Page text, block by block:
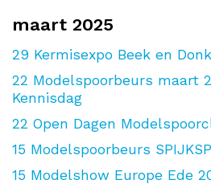
maart 2025
29 Kermisexpo Beek en Donk
22 Modelspoorbeurs maart
Kennisdag
22 Open Dagen
15 Modelspoorbeurs
15 Modelshow Europe Ede